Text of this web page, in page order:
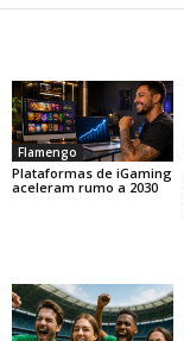
Flamengo
Plataformas de iGaming
aceleram rumo a 2030